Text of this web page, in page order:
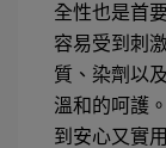
全性也是首
容易受到刺
質、染劑以
溫和的呵護
到安心又實